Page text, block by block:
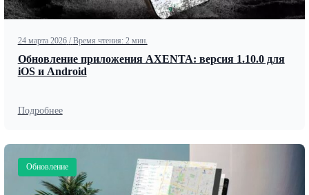
24 марта 2026 / Время чтения: 2 мин.
Обновление приложения AXENTA: версия 1.10.0 для
iOS и Android
Подробнее
Обновление